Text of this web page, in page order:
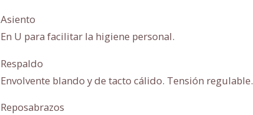
Asiento
En U para facilitar la higiene personal.
Respaldo
Envolvente blando y de tacto cálido. Tensión regulable.
Reposabrazos